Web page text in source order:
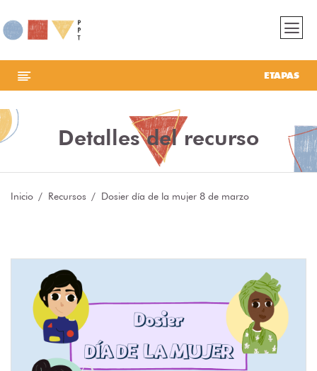
ETAPAS
Detalles del recurso
Inicio Recursos Dosier día de la mujer 8 de marzo